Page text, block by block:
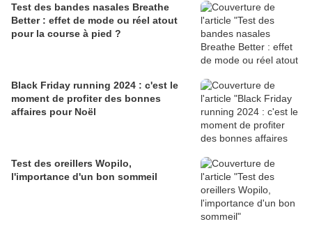
Test des bandes nasales Breathe
Better : effet de mode ou réel atout
pour la course à pied ?
Black Friday running 2024 : c'est le
moment de profiter des bonnes
affaires pour Noël
Test des oreillers Wopilo,
l'importance d'un bon sommeil